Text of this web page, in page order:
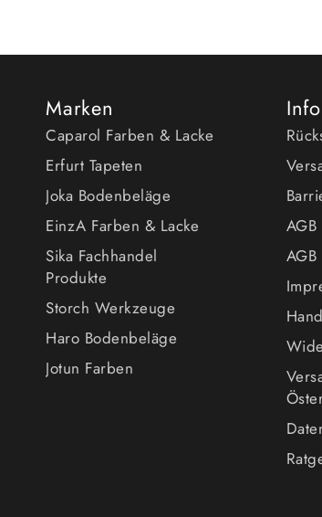
Marken
Caparol Farben & Lacke
Erfurt Tapeten
Joka Bodenbeläge
EinzA Farben & Lacke
Sika Fachhandel
Produkte
Storch Werkzeuge
Haro Bodenbeläge
Jotun Farben
AGB